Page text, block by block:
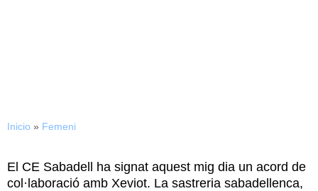
Inicio » Femeni
El CE Sabadell ha signat aquest mig dia un acord de
col·laboració amb Xeviot. La sastreria sabadellenca,